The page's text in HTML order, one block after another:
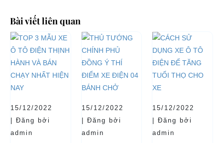
Bài viết liên quan
15/12/2022
| Đăng bởi
admin
15/12/2022
| Đăng bởi
admin
15/12/2022
| Đăng bởi
admin